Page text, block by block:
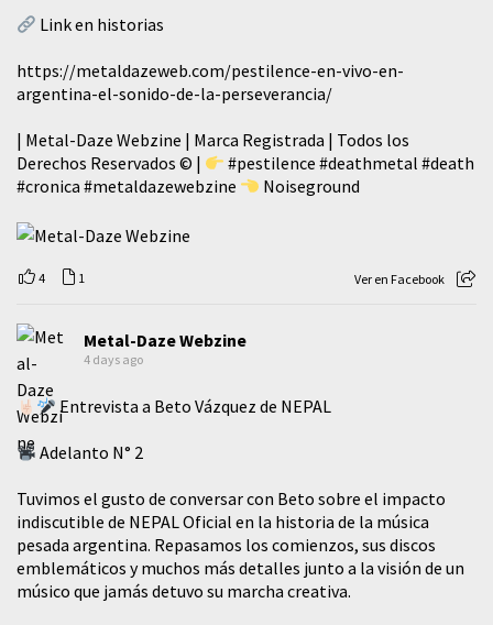
Link en historias
https://metaldazeweb.com/pestilence-en-vivo-en-
argentina-el-sonido-de-la-perseverancia/
| Metal-Daze Webzine | Marca Registrada | Todos los
Derechos Reservados © |
#pestilence #deathmetal #death
#cronica #metaldazewebzine Noiseground
4 1 Ver en Facebook
Metal-Daze Webzine
4 days ago
Entrevista a Beto Vázquez de NEPAL
Adelanto N° 2
Tuvimos el gusto de conversar con Beto sobre el impacto
indiscutible de NEPAL Oficial en la historia de la música
pesada argentina. Repasamos los comienzos, sus discos
emblemáticos y muchos más detalles junto a la visión de un
músico que jamás detuvo su marcha creativa.